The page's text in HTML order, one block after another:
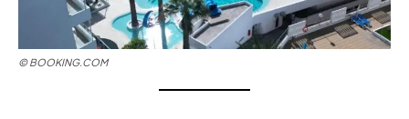
©BOOKING.COM